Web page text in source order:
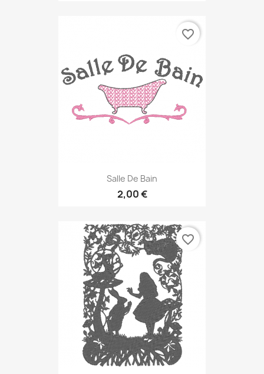
Salle De Bain
2,00 €
favorite_border
favorite_border